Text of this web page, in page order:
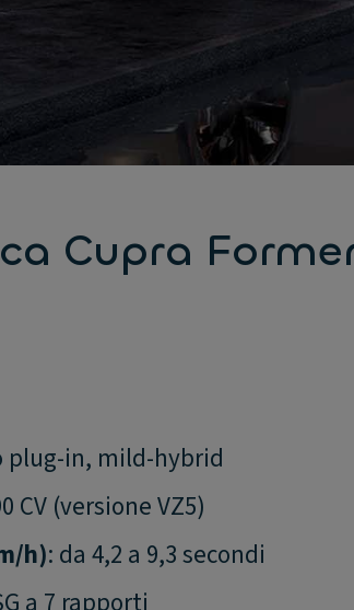
Cupra
plug-in, mild-hybrid
CV (versione VZ5)
h): da 4,2 a 9,3 secondi